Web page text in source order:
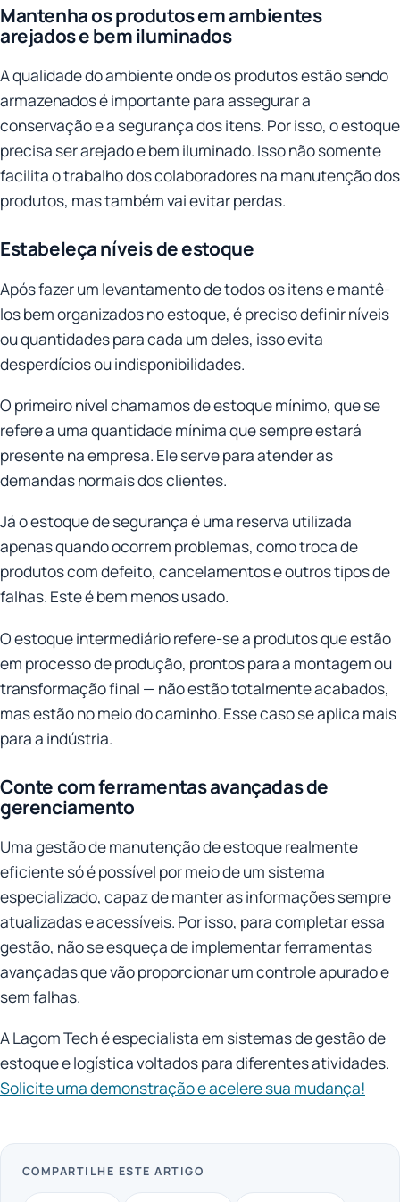
Mantenha os produtos em ambientes
arejados e bem iluminados
A qualidade do ambiente onde os produtos estão sendo
armazenados é importante para assegurar a
conservação e a segurança dos itens. Por isso, o estoque
precisa ser arejado e bem iluminado. Isso não somente
facilita o trabalho dos colaboradores na manutenção dos
produtos, mas também vai evitar perdas.
Estabeleça níveis de estoque
Após fazer um levantamento de todos os itens e mantê-
los bem organizados no estoque, é preciso definir níveis
ou quantidades para cada um deles, isso evita
desperdícios ou indisponibilidades.
O primeiro nível chamamos de estoque mínimo, que se
refere a uma quantidade mínima que sempre estará
presente na empresa. Ele serve para atender as
demandas normais dos clientes.
Já o estoque de segurança é uma reserva utilizada
apenas quando ocorrem problemas, como troca de
produtos com defeito, cancelamentos e outros tipos de
falhas. Este é bem menos usado.
O estoque intermediário refere-se a produtos que estão
em processo de produção, prontos para a montagem ou
transformação final — não estão totalmente acabados,
mas estão no meio do caminho. Esse caso se aplica mais
para a indústria.
Conte com ferramentas avançadas de
gerenciamento
Uma gestão de manutenção de estoque realmente
eficiente só é possível por meio de um sistema
especializado, capaz de manter as informações sempre
atualizadas e acessíveis. Por isso, para completar essa
gestão, não se esqueça de implementar ferramentas
avançadas que vão proporcionar um controle apurado e
sem falhas.
A Lagom Tech é especialista em sistemas de gestão de
estoque e logística voltados para diferentes atividades.
Solicite uma demonstração e acelere sua mudança!
COMPARTILHE ESTE ARTIGO